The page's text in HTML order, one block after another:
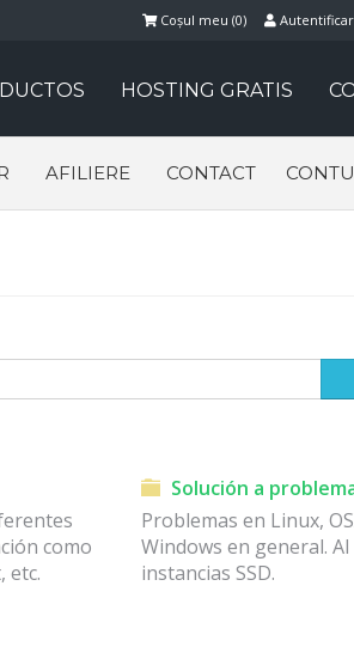
Coșul meu (0)
HOSTING GRATIS
AFILIERE CONTACT
como
etc.
Solución a
Problemas en Linux,
Windows en general.
instancias SSD.